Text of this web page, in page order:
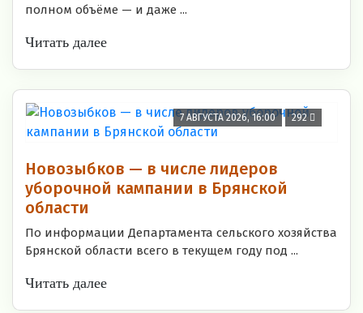
полном объёме — и даже ...
Читать далее
7 АВГУСТА 2026, 16:00 292
Новозыбков — в числе лидеров
уборочной кампании в Брянской
области
По информации Департамента сельского хозяйства
Брянской области всего в текущем году под ...
Читать далее